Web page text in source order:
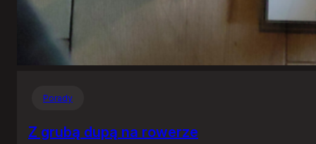
Porady
Z grubą dupą na rowerze